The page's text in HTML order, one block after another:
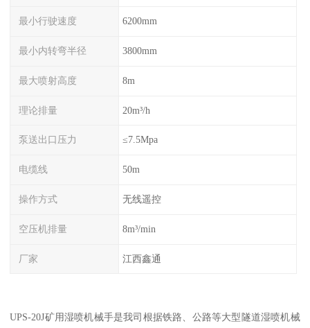
最小行驶速度 6200mm
最小内转弯半径 3800mm
最大喷射高度 8m
理论排量 20m³/h
泵送出口压力 ≤7.5Mpa
电缆线 50m
操作方式 无线遥控
空压机排量 8m³/min
厂家 江西鑫通
UPS-20J矿用湿喷机械手是我司根据铁路、公路等大型隧道湿喷机械